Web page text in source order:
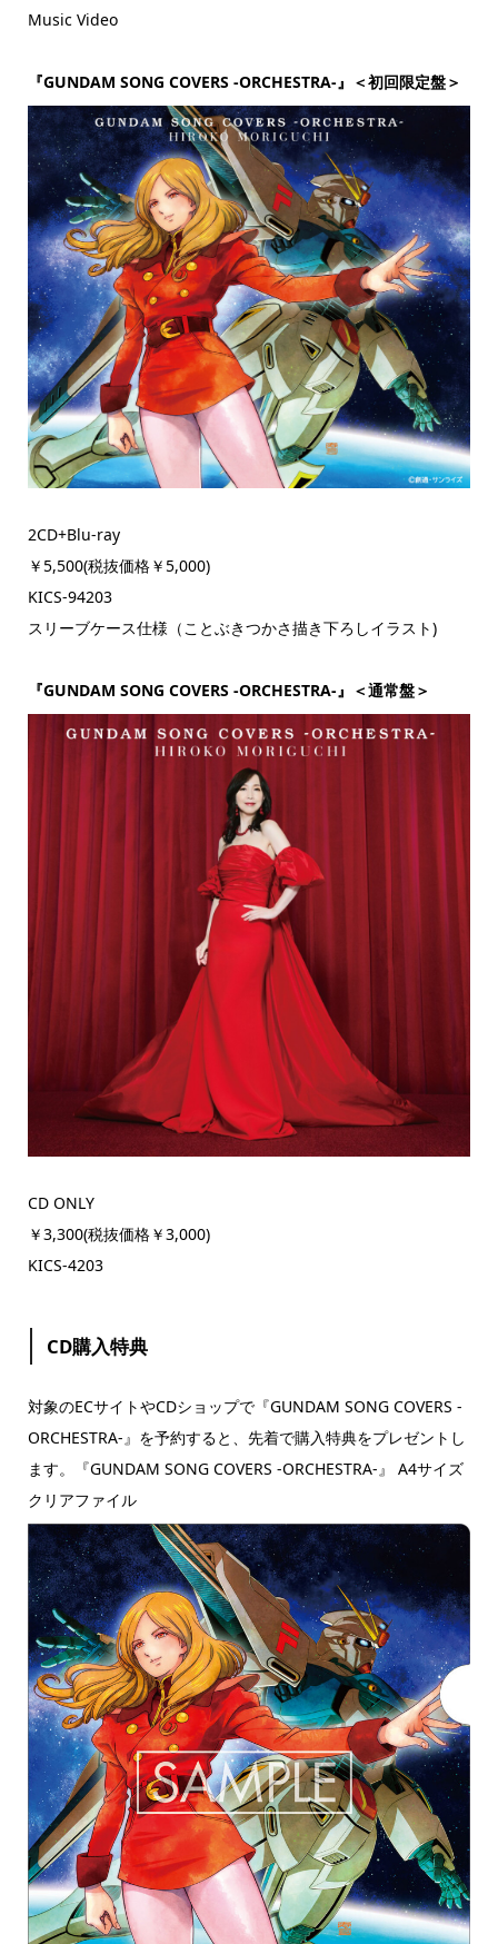
Music Video
『GUNDAM SONG COVERS -ORCHESTRA-』＜初回限定盤＞
2CD+Blu-ray
￥5,500(税抜価格￥5,000)
KICS-94203
スリーブケース仕様（ことぶきつかさ描き下ろしイラスト)
『GUNDAM SONG COVERS -ORCHESTRA-』＜通常盤＞
CD ONLY
￥3,300(税抜価格￥3,000)
KICS-4203
CD購入特典
対象のECサイトやCDショップで『GUNDAM SONG COVERS -
ORCHESTRA-』を予約すると、先着で購入特典をプレゼントし
ます。
『GUNDAM SONG COVERS -ORCHESTRA-』 A4サイズ
クリアファイル